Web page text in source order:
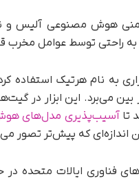
هوش مصنوعی آلیس و
راحتی توسط عوامل مخرب
به نام هرتیک استفاده
تاآسیب‌پذیری مدل‌های
اندازه‌ای که پیش‌تر تصور
فناوری ایالات متحده